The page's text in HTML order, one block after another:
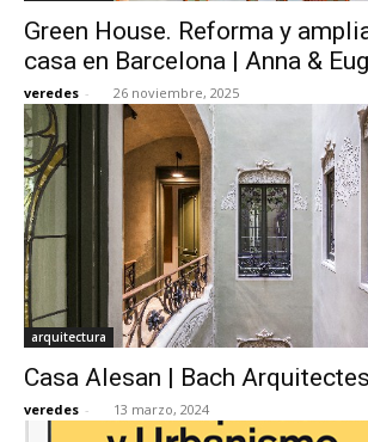
Green House. Reforma y
casa en Barcelona | Anna &
veredes - 26 noviembre, 2025
arquitectura
Casa Alesan | Bach Arquitectes
veredes - 13 marzo, 2024